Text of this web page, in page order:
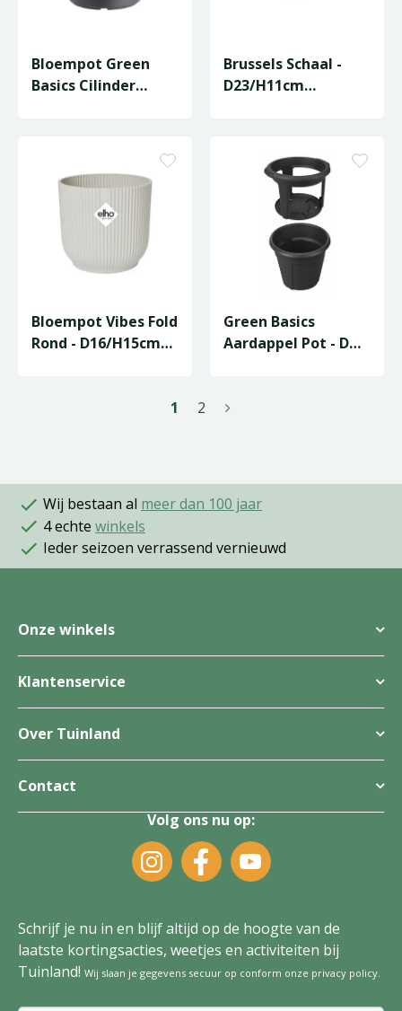
Bloempot Green
Basics Cilinder
Brussels Schaal -
D23/H11cm
Bloempot Vibes Fold
Rond - D16/H15cm
Green Basics
Aardappel Pot - D
1 2
Wij bestaan al meer dan 100 jaar
4 echte winkels
Ieder seizoen verrassend vernieuwd
Onze winkels
Klantenservice
Over Tuinland
Contact
Volg ons nu op:
Schrijf je nu in en blijf altijd op de hoogte van de
laatste kortingsacties, weetjes en activiteiten bij
Tuinland! Wij slaan je gegevens secuur op conform onze privacy policy.